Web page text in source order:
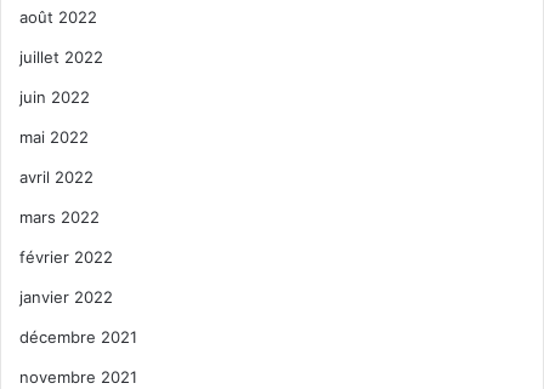
août 2022
juillet 2022
juin 2022
mai 2022
avril 2022
mars 2022
février 2022
janvier 2022
décembre 2021
novembre 2021